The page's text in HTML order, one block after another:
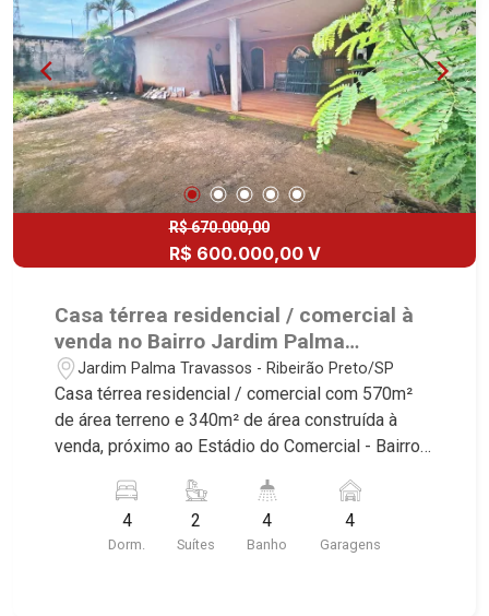
R$ 670.000,00
R$ 600.000,00 V
Casa térrea residencial / comercial à
venda no Bairro Jardim Palma
Travassos, próximo ao Estádio do
Comercial - Ribeirão Preto/SP.
Jardim Palma Travassos - Ribeirão Preto/SP
Casa térrea residencial / comercial com 570m²
de área terreno e 340m² de área construída à
venda, próximo ao Estádio do Comercial - Bairro
Conheça as características deste imóvel que a
Martinelli Imobiliária selecionou para você: -
570m² de área terreno e 340m² de área
4
Dorm.
2
Suítes
4
Banho
4
Garagens